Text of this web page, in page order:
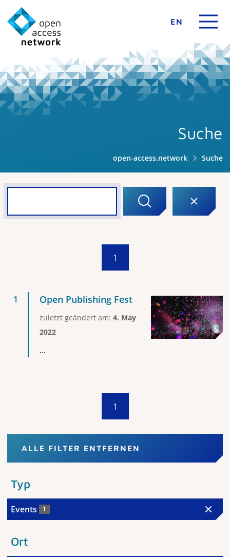
EN
Suche
open-access.network Suche
1
Open Publishing Fest
zuletzt geändert am: 4. May
2022
...
1
ALLE FILTER ENTFERNEN
Typ
Events 1
Ort